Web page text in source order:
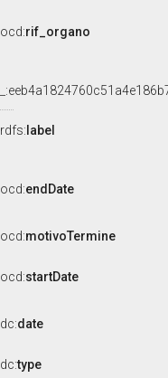
ocd:rif_organo
rdfs: label
ocd:endDate
ocd:motivoTermine
ocd:startDate
dc:date
dc:type